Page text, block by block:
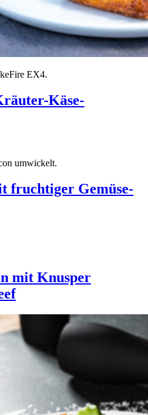
EX4.
Käse-
umwickelt.
fruchtiger Gemüse-
mit Knusper